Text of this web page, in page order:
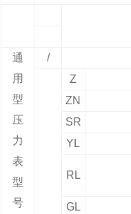
通
用
型
压
力
表
型
号
/
Z
ZN
SR
YL
RL
GL